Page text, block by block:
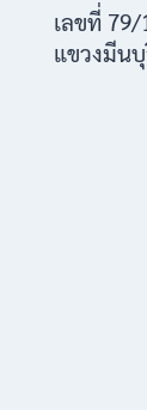
เลขที่
แขวงมีน